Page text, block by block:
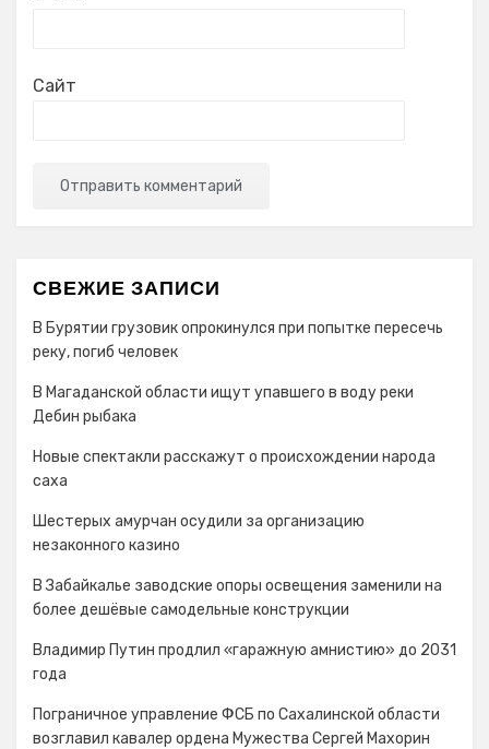
Сайт
СВЕЖИЕ ЗАПИСИ
В Бурятии грузовик опрокинулся при попытке пересечь
реку, погиб человек
В Магаданской области ищут упавшего в воду реки
Дебин рыбака
Новые спектакли расскажут о происхождении народа
cаха
Шестерых амурчан осудили за организацию
незаконного казино
В Забайкалье заводские опоры освещения заменили на
более дешёвые самодельные конструкции
Владимир Путин продлил «гаражную амнистию» до 2031
года
Пограничное управление ФСБ по Сахалинской области
возглавил кавалер ордена Мужества Сергей Махорин